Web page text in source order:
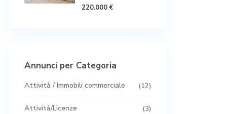
220.000 €
Annunci per Categoria
Attività / Immobili commerciale (12)
Attività/Licenze (3)